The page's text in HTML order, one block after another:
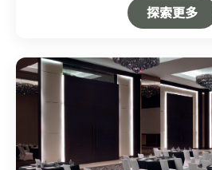
探索更多